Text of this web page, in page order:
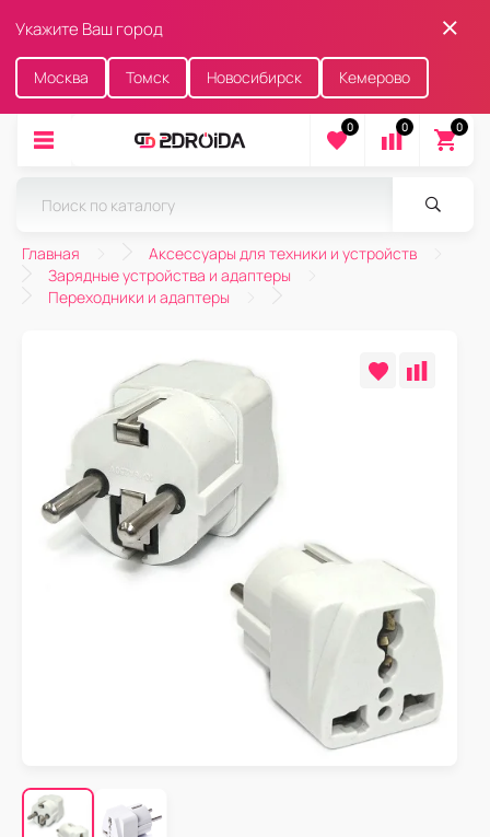
Укажите Ваш город
Москва Томск Новосибирск Кемерово
0 0 0
Главная
Аксессуары для техники и устройств
Зарядные устройства и адаптеры
Переходники и адаптеры